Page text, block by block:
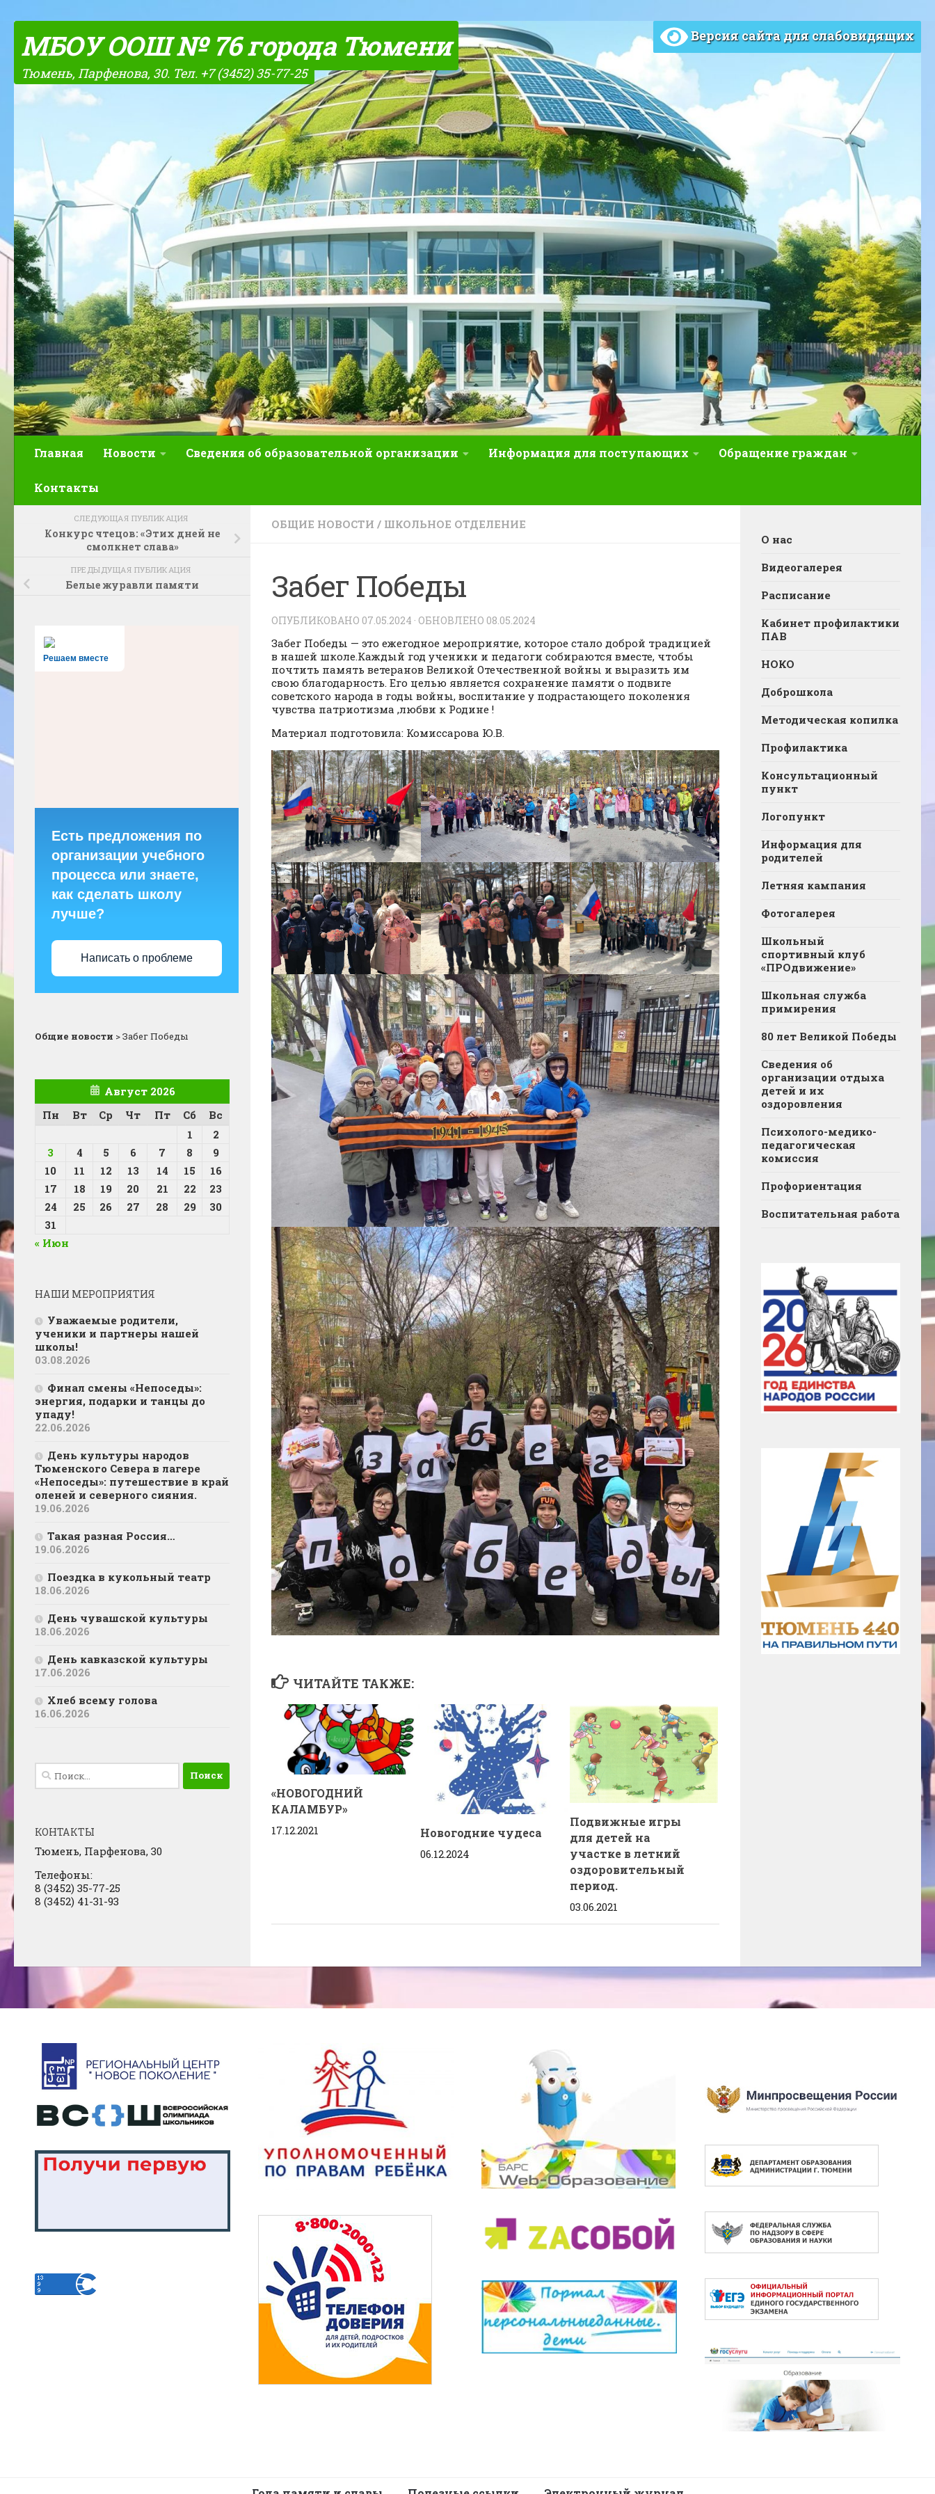
Skip to content
МБОУ ООШ № 76 города Тюмени
Тюмень, Парфенова, 30. Тел. +7 (3452) 35-77-25
Версия сайта для слабовидящих
Главная Новости Сведения об образовательной организации Информация для поступающих Обращение граждан
Контакты
ОБЩИЕ НОВОСТИ / ШКОЛЬНОЕ ОТДЕЛЕНИЕ
Забег Победы
ОПУБЛИКОВАНО 07.05.2024 · ОБНОВЛЕНО 08.05.2024
Забег Победы — это ежегодное мероприятие, которое стало доброй традицией
в нашей школе.Каждый год ученики и педагоги собираются вместе, чтобы
почтить память ветеранов Великой Отечественной войны и выразить им
свою благодарность. Его целью является сохранение памяти о подвиге
советского народа в годы войны, воспитание у подрастающего поколения
чувства патриотизма ,любви к Родине !
Материал подготовила: Комиссарова Ю.В.
ЧИТАЙТЕ ТАКЖЕ:
«НОВОГОДНИЙ
КАЛАМБУР»
17.12.2021 Новогодние чудеса
06.12.2024
Подвижные игры
для детей на
участке в летний
оздоровительный
период.
03.06.2021
СЛЕДУЮЩАЯ ПУБЛИКАЦИЯ
Конкурс чтецов: «Этих дней не
смолкнет слава»
ПРЕДЫДУЩАЯ ПУБЛИКАЦИЯ
Белые журавли памяти
Решаем вместе
Есть предложения по
организации учебного
процесса или знаете,
как сделать школу
лучше?
Написать о проблеме
Общие новости >Забег Победы
Август 2026
Пн
Вт Ср Чт Пт Сб
Вс
1
2
3
4 5 6 7 8
9
10
11 12 13 14 15
16
17
18 19 20 21 22
23
24
25 26 27 28 29
30
31
« Июн
НАШИ МЕРОПРИЯТИЯ
Уважаемые родители,
ученики и партнеры нашей
школы!
03.08.2026
Финал смены «Непоседы»:
энергия, подарки и танцы до
упаду!
22.06.2026
День культуры народов
Тюменского Севера в лагере
«Непоседы»: путешествие в край
оленей и северного сияния.
19.06.2026
Такая разная Россия…
19.06.2026
Поездка в кукольный театр
18.06.2026
День чувашской культуры
18.06.2026
День кавказской культуры
17.06.2026
Хлеб всему голова
16.06.2026
Найти:
КОНТАКТЫ
Тюмень, Парфенова, 30
Телефоны:
8 (3452) 35-77-25
8 (3452) 41-31-93
О нас
Видеогалерея
Расписание
Кабинет профилактики
ПАВ
НОКО
Доброшкола
Методическая копилка
Профилактика
Консультационный
пункт
Логопункт
Информация для
родителей
Летняя кампания
Фотогалерея
Школьный
спортивный клуб
«ПРОдвижение»
Школьная служба
примирения
80 лет Великой Победы
Сведения об
организации отдыха
детей и их
оздоровления
Психолого-медико-
педагогическая
комиссия
Профориентация
Воспитательная работа